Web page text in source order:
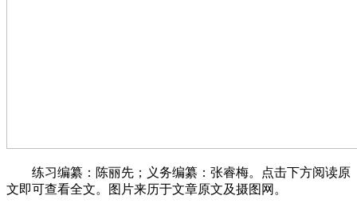
练习编纂：陈丽先；义务编纂：张睿梅。点击下方阅读原
文即可查看全文。图片来历于文章原文及摄图网。